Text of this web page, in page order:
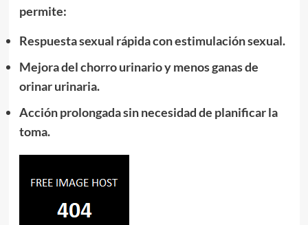
permite:
Respuesta sexual rápidacon estimulación sexual.
Mejora del chorro urinarioy menos ganas de
orinar urinaria.
Acción prolongadasin necesidad de planificar la
toma.